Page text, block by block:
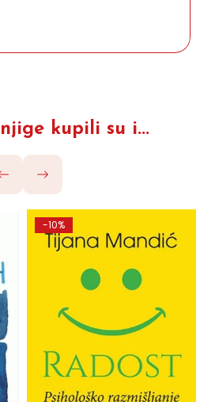
kupili su i...
-10%